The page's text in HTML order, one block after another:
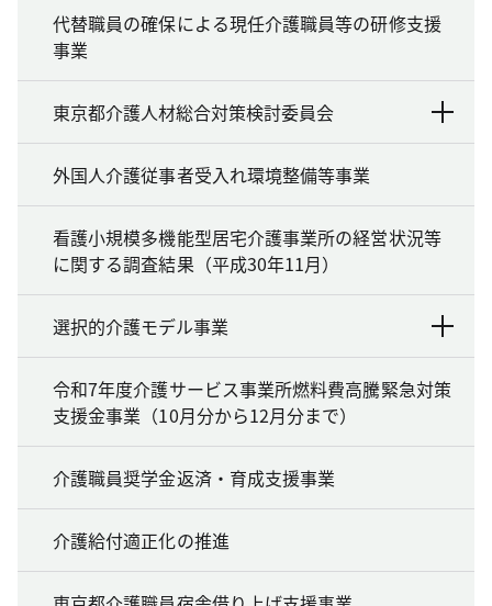
代替職員の確保による現任介護職員等の研修支援
事業
東京都介護人材総合対策検討委員会
外国人介護従事者受入れ環境整備等事業
看護小規模多機能型居宅介護事業所の経営状況等
に関する調査結果（平成30年11月）
選択的介護モデル事業
令和7年度介護サービス事業所燃料費高騰緊急対策
支援金事業（10月分から12月分まで）
介護職員奨学金返済・育成支援事業
介護給付適正化の推進